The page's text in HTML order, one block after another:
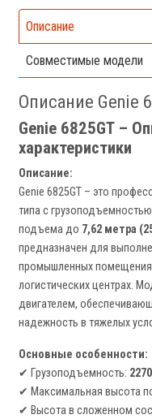
Описание
Совместимые модели
Описание Genie
Genie 6825GT –
характеристики
Описание:
Genie 6825GT – это
типа с грузоподъемностью
подъема до 7,62 метра
предназначен для
промышленных
логистических центрах.
двигателем,
надежность в тяжелых
Основные особенности:
✔ Грузоподъемность:
✔ Максимальная высота
✔ Высота в сложенном